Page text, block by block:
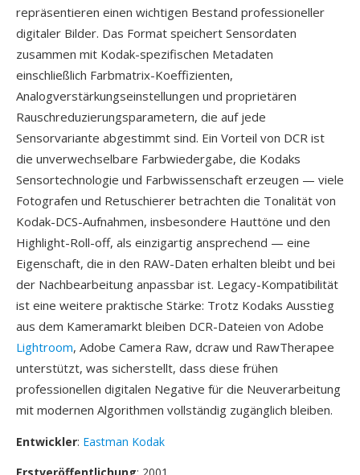
repräsentieren einen wichtigen Bestand professioneller
digitaler Bilder. Das Format speichert Sensordaten
zusammen mit Kodak-spezifischen Metadaten
einschließlich Farbmatrix-Koeffizienten,
Analogverstärkungseinstellungen und proprietären
Rauschreduzierungsparametern, die auf jede
Sensorvariante abgestimmt sind. Ein Vorteil von DCR ist
die unverwechselbare Farbwiedergabe, die Kodaks
Sensortechnologie und Farbwissenschaft erzeugen — viele
Fotografen und Retuschierer betrachten die Tonalität von
Kodak-DCS-Aufnahmen, insbesondere Hauttöne und den
Highlight-Roll-off, als einzigartig ansprechend — eine
Eigenschaft, die in den RAW-Daten erhalten bleibt und bei
der Nachbearbeitung anpassbar ist. Legacy-Kompatibilität
ist eine weitere praktische Stärke: Trotz Kodaks Ausstieg
aus dem Kameramarkt bleiben DCR-Dateien von Adobe
Lightroom, Adobe Camera Raw, dcraw und RawTherapee
unterstützt, was sicherstellt, dass diese frühen
professionellen digitalen Negative für die Neuverarbeitung
mit modernen Algorithmen vollständig zugänglich bleiben.
Entwickler: Eastman Kodak